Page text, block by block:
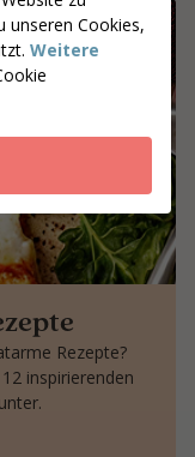
unseren Cookies,
Weitere
Coaches suchen
Rezepte?
inspirierenden